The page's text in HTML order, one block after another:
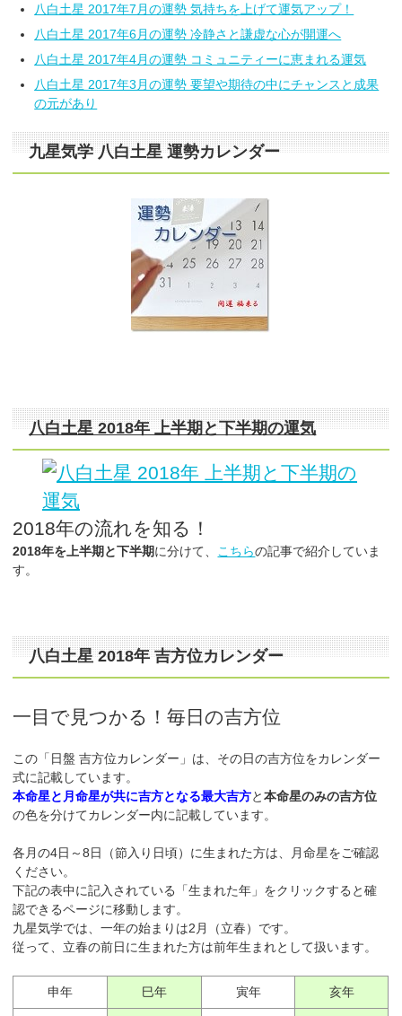
八白土星 2017年7月の運勢 気持ちを上げて運気アップ！
八白土星 2017年6月の運勢 冷静さと謙虚な心が開運へ
八白土星 2017年4月の運勢 コミュニティーに恵まれる運気
八白土星 2017年3月の運勢 要望や期待の中にチャンスと成果
の元があり
九星気学 八白土星 運勢カレンダー
八白土星 2018年 上半期と下半期の運気
2018年の流れを知る！
2018年を上半期と下半期に分けて、 こちらの記事で紹介していま
す。
八白土星 2018年 吉方位カレンダー
一目で見つかる！毎日の吉方位
この「日盤 吉方位カレンダー」は、その日の吉方位をカレンダー
式に記載しています。
本命星と月命星が共に吉方となる最大吉方と本命星のみの吉方位
の色を分けてカレンダー内に記載しています。
各月の4日～8日（節入り日頃）に生まれた方は、月命星をご確認
ください。
下記の表中に記入されている「生まれた年」をクリックすると確
認できるページに移動します。
九星気学では、一年の始まりは2月（立春）です。
従って、立春の前日に生まれた方は前年生まれとして扱います。
申年 巳年 寅年 亥年